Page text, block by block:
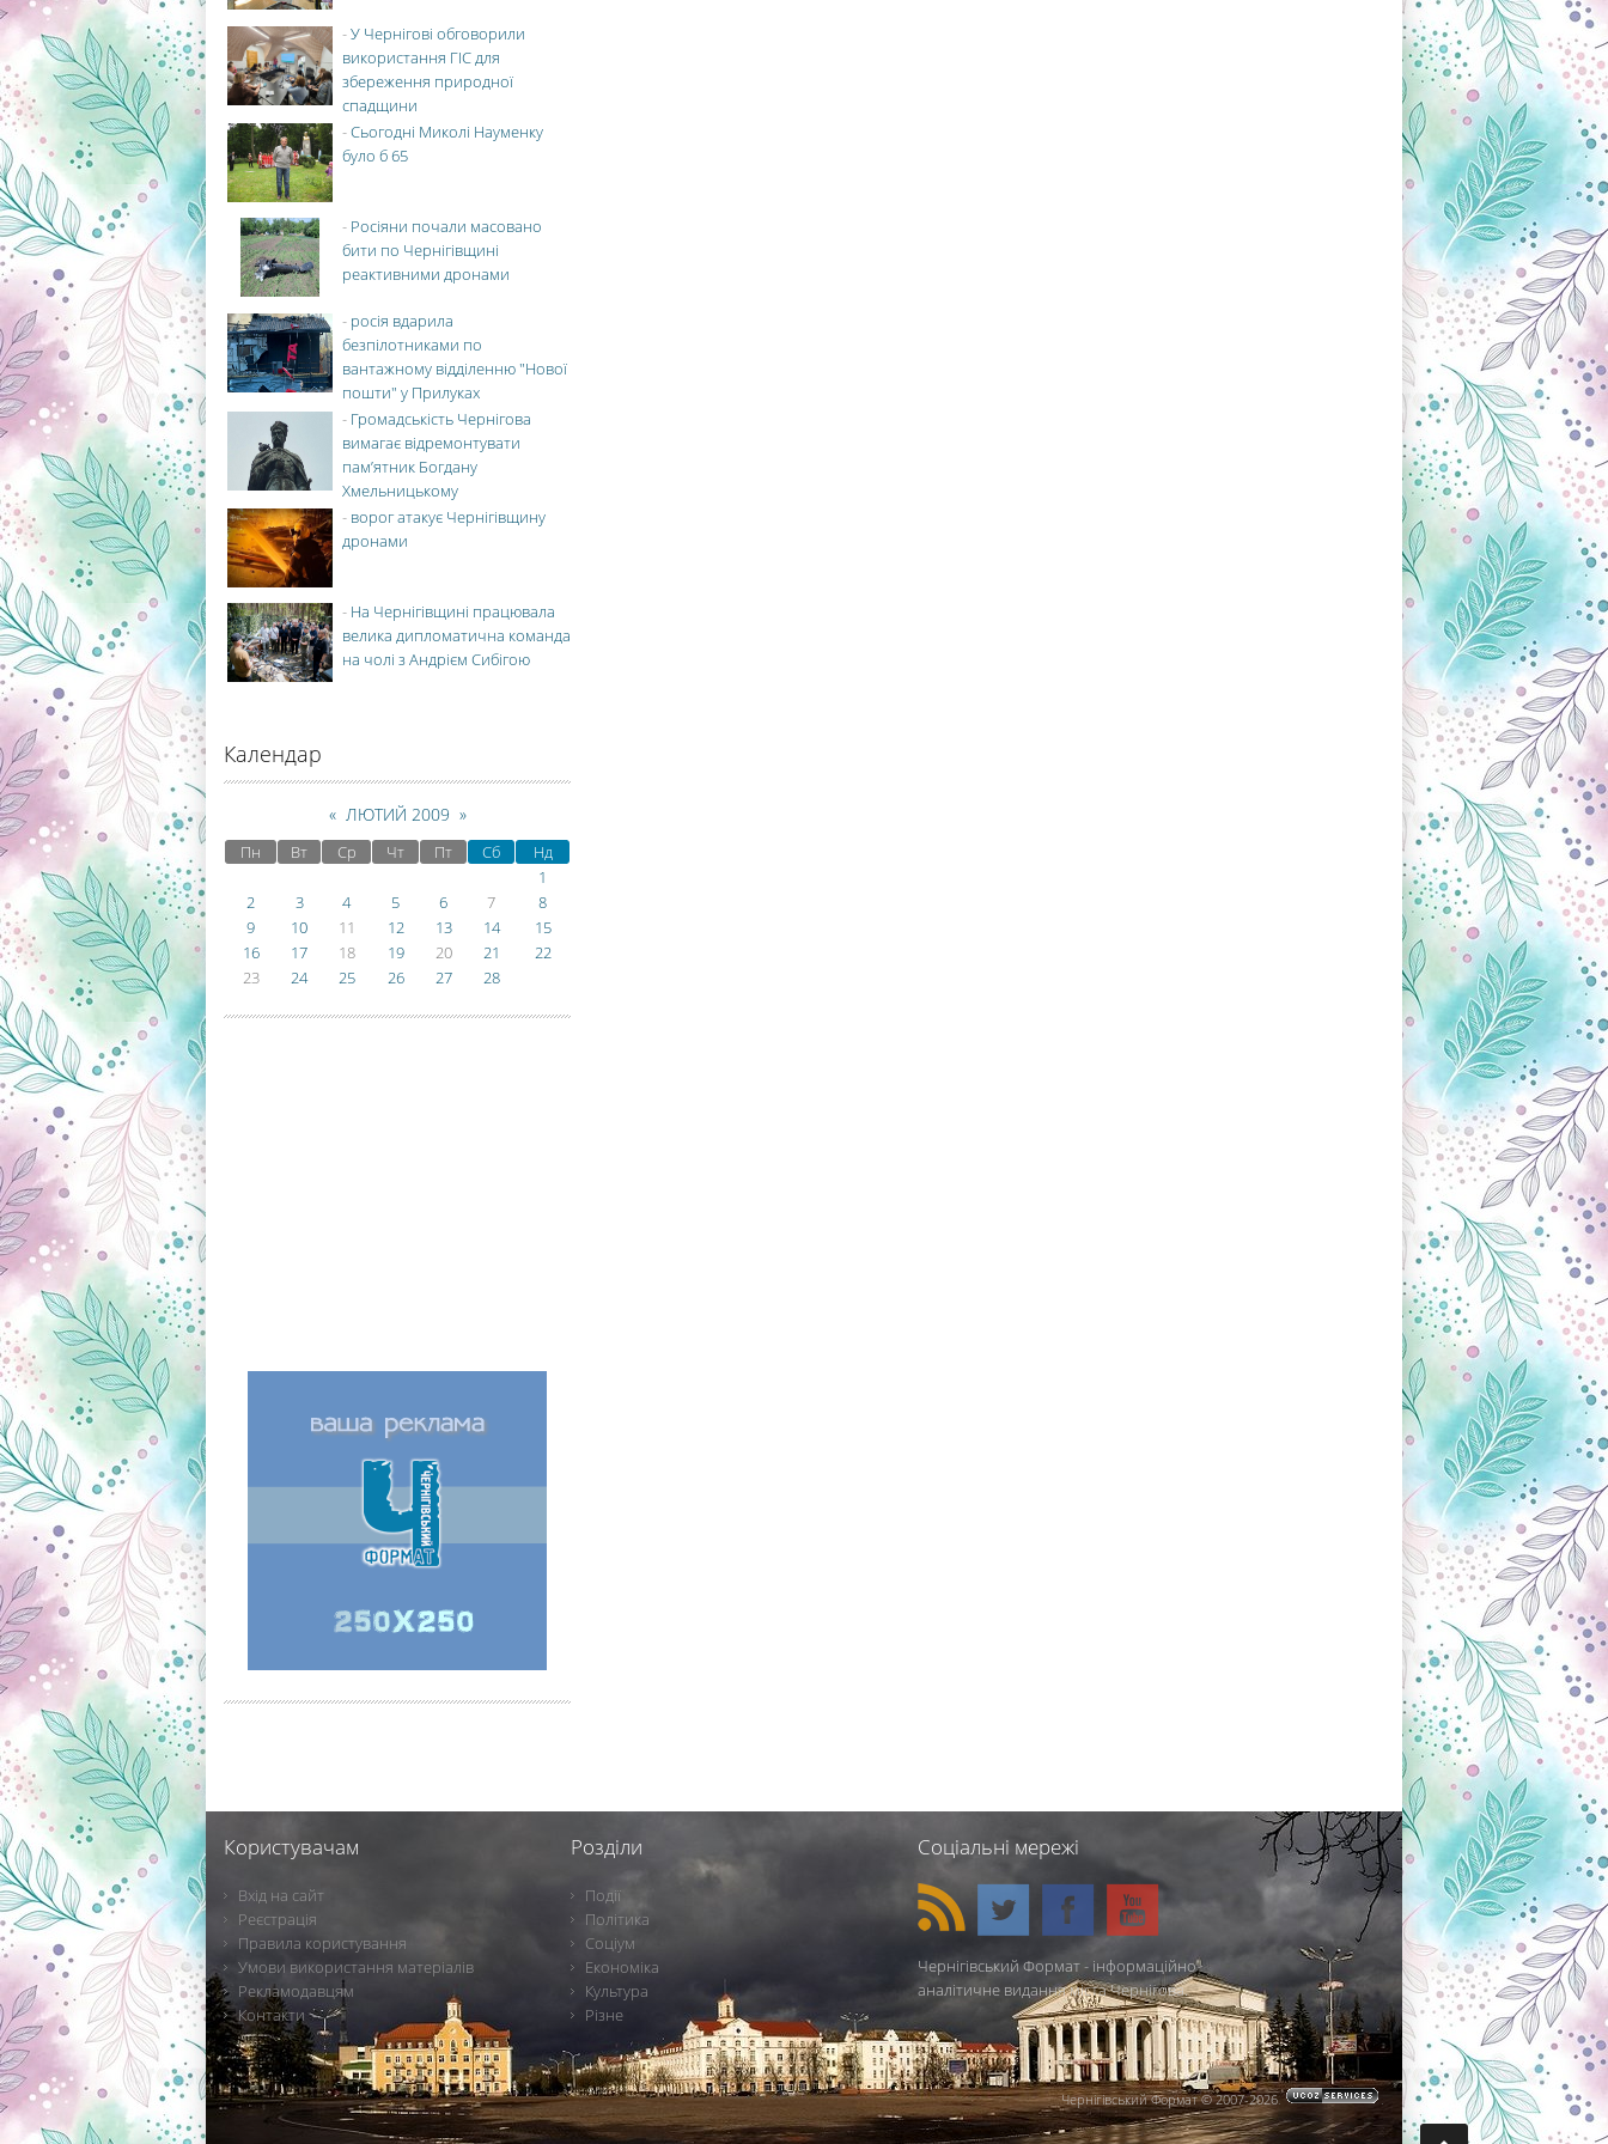
-У Чернігові обговорили
використання ГІС для
збереження природної
спадщини
-Сьогодні Миколі Науменку
було б 65
- Росіяни почали масовано
бити по Чернігівщині
реактивними дронами
- росія вдарила
безпілотниками по
вантажному відділенню "Нової
пошти" у Прилуках
- Громадськість Чернігова
вимагає відремонтувати
пам’ятник Богдану
Хмельницькому
- ворог атакує Чернігівщину
дронами
- На Чернігівщині працювала
велика дипломатична команда
на чолі з Андрієм Сибігою
Календар
« ЛЮТИЙ 2009 »
Пн Вт Ср Чт Пт Сб
Нд
1
2
3 4 5 6 7
8
9
10 11 12 13 14
15
16
17 18 19 20 21
22
23
24 25 26 27 28
Користувачам
Вхід на сайт
Реєстрація
Правила користування
Умови використання матеріалів
Рекламодавцям
Контакти
Розділи
Події
Політика
Соціум
Економіка
Культура
Різне
Соціальні мережі
Чернігівський Формат - інформаційно-
аналітичне видання міста Чернігова.
Чернігівський Формат © 2007-2026. .